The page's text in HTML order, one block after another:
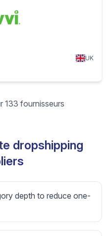
UK
133 fournisseurs
dropshipping
depth to reduce one-